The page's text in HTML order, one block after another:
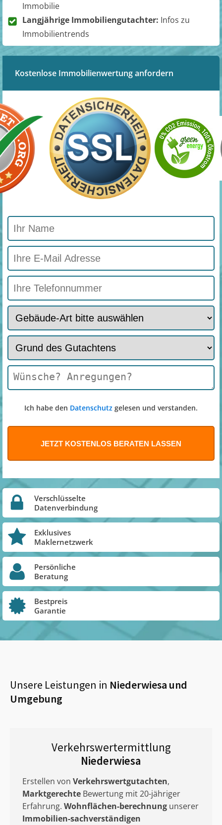
Immobilie
Langjährige Immobiliengutachter: Infos zu
Immobilientrends
Kostenlose Immobilienwertung anfordern
Ich habe den Datenschutz gelesen und verstanden.
Verschlüsselte
Datenverbindung
Exklusives
Maklernetzwerk
Persönliche
Beratung
Bestpreis
Garantie
Unsere Leistungen in Niederwiesa und
Umgebung
Verkehrswertermittlung
Niederwiesa
Erstellen von Verkehrswertgutachten,
Marktgerechte Bewertung mit 20-jähriger
Erfahrung. Wohnflächen-berechnung unserer
Immobilien-sachverständigen